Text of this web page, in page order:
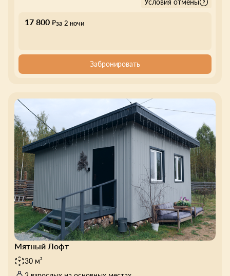
Условия отмены
17 800 ₽за 2 ночи
Забронировать
Мятный Лофт
30 м²